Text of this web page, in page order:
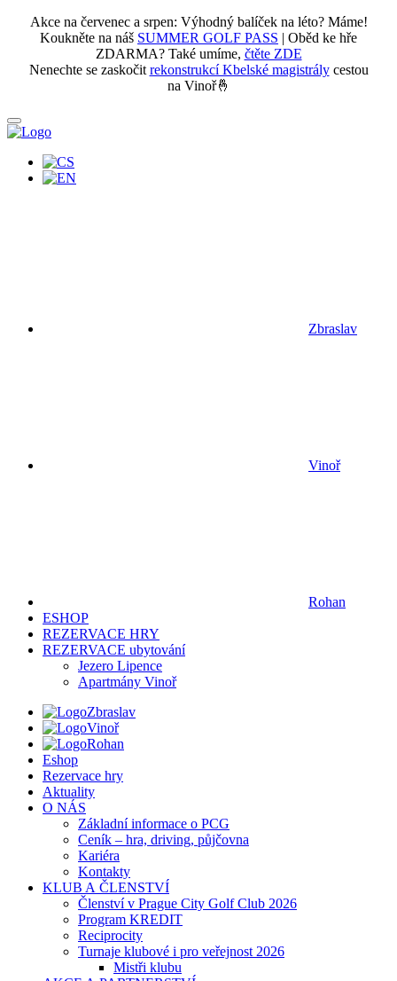
Akce na červenec a srpen: Výhodný balíček na léto? Máme!
Koukněte na náš SUMMER GOLF PASS | Oběd ke hře
ZDARMA? Také umíme, čtěte ZDE
Nenechte se zaskočit rekonstrukcí Kbelské magistrálycestou
na Vinoř🤞
Zbraslav
Vinoř
Rohan
ESHOP
REZERVACE HRY
REZERVACE ubytování
Jezero Lipence
Apartmány Vinoř
Zbraslav
Vinoř
Rohan
Eshop
Rezervace hry
Aktuality
O NÁS
Základní informace o PCG
Ceník – hra, driving, půjčovna
Kariéra
Kontakty
KLUB A ČLENSTVÍ
Členství v Prague City Golf Club 2026
Program KREDIT
Reciprocity
Turnaje klubové i pro veřejnost 2026
Mistři klubu